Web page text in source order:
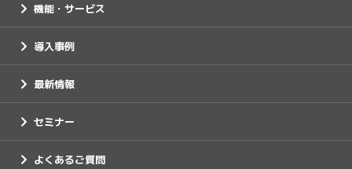
機能・サービス
導入事例
最新情報
セミナー
よくあるご質問